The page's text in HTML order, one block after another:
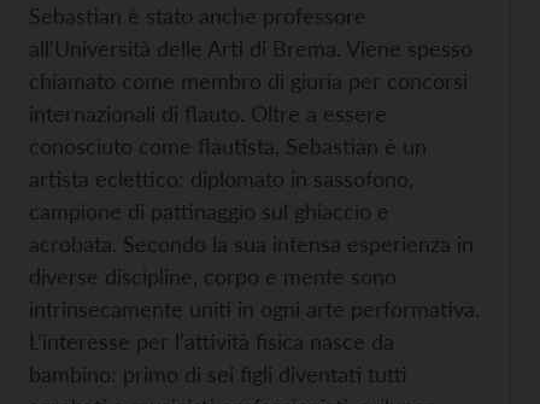
Sebastian è stato anche professore
all’Università delle Arti di Brema. Viene spesso
chiamato come membro di giuria per concorsi
internazionali di flauto. Oltre a essere
conosciuto come flautista, Sebastian è un
artista eclettico: diplomato in sassofono,
campione di pattinaggio sul ghiaccio e
acrobata. Secondo la sua intensa esperienza in
diverse discipline, corpo e mente sono
intrinsecamente uniti in ogni arte performativa.
L’interesse per l’attività fisica nasce da
bambino: primo di sei figli diventati tutti